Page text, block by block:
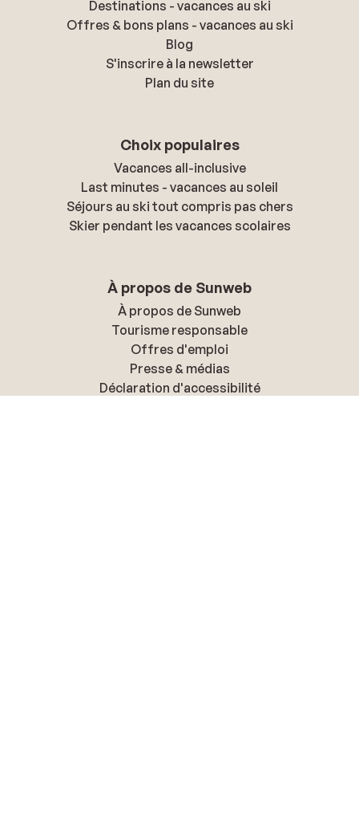
Destinations - vacances au ski
Offres & bons plans - vacances au ski
Blog
S'inscrire à la newsletter
Plan du site
Choix populaires
Vacances all-inclusive
Last minutes - vacances au soleil
Séjours au ski tout compris pas chers
Skier pendant les vacances scolaires
À propos de Sunweb
À propos de Sunweb
Tourisme responsable
Offres d'emploi
Presse & médias
Déclaration d'accessibilité